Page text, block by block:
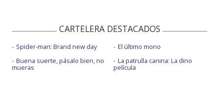
CARTELERA DESTACADOS
Spider-man: Brand new day
Buena suerte, pásalo bien, no
mueras
El último mono
La patrulla canina: La dino
película